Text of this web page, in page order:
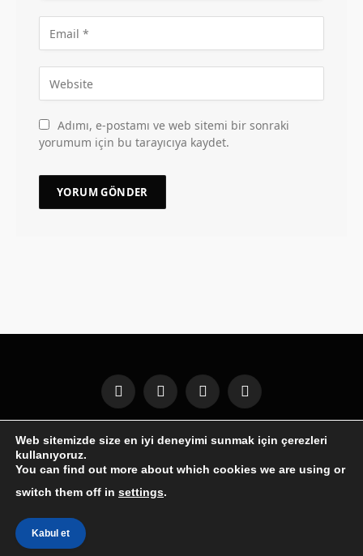
Adımı, e-postamı ve web sitemi bir sonraki
yorumum için bu tarayıcıya kaydet.
Facebook
X
(Twitter)
InstagramPinterest
GENEL WINDOWS ANDROID İPHONE
MOBIL
İNTERNET
İOS OYUNLAR BILGISAYAR
YAZILIM
ILETISIM
Web sitemizde size en iyi deneyimi sunmak için çerezleri
kullanıyoruz.
You can find out more about which cookies we are using or
switch them off in settings.
Kabul et